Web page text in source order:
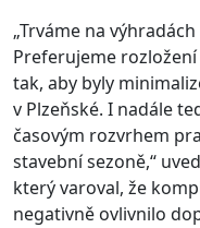
„Trváme na
Preferujeme
tak, aby byly
v Plzeňské. I nadále
časovým rozvrhem
stavební sezoně,“
který varoval, že
negativně ovlivnilo